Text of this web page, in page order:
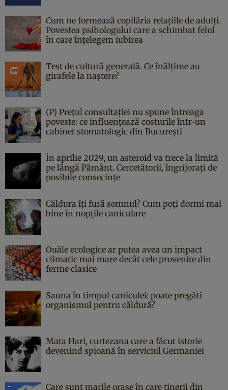
Cum ne formează copilăria relațiile de adulți.
Povestea psihologului care a schimbat felul
în care înțelegem iubirea
Test de cultură generală. Ce înălțime au
girafele la naștere?
(P) Prețul consultației nu spune întreaga
poveste: ce influențează costurile într-un
cabinet stomatologic din București
În aprilie 2029, un asteroid va trece la limită
pe lângă Pământ. Cercetătorii, îngrijorați de
posibile consecințe
Căldura îți fură somnul? Cum poți dormi mai
bine în nopțile caniculare
Ouăle ecologice ar putea avea un impact
climatic mai mare decât cele provenite din
ferme clasice
Sauna în timpul caniculei: poate pregăti
organismul pentru căldură?
Mata Hari, curtezana care a făcut istorie
devenind spioană în serviciul Germaniei
Care sunt marile orașe în care tinerii din